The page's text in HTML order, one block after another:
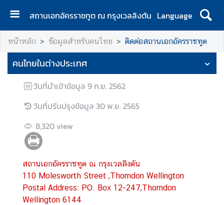
สถานเอกอัครราชทูต ณ กรุงเวลลิงตัน Language
ห
น้
า
แ
ร
ก
|
o
m
ส
อ
ท
หน้าหลัก ข้อมูลสำหรับคนไทย ติดต่อสถานเอกอัครราชทูต
คนไทยในต่างประเทศ
วันที่นำเข้าข้อมูล 9 ก.ย. 2562
วันที่ปรับปรุงข้อมูล 30 พ.ย. 2565
8,320 view
สถานเอกอัครราชทูต ณ กรุงเวลลิงตัน
110 Molesworth Street ,Thorndon Wellington
Postal Address: PO. Box 12-247,Thorndon
Wellington 6144